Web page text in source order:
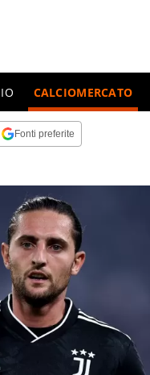
CALCIOMERCATO
Fonti preferite